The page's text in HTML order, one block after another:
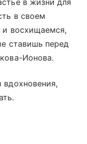
в жизни для
в своем
и восхищаемся,
ставишь перед
Ионова.